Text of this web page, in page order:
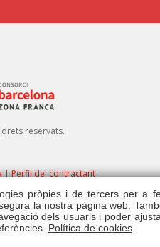
reservats.
|Perfil del contractant
de cookies |Canal ètic|Dret
Normativa
pròpies i de tercers per a
la nostra pàgina web.
dels usuaris i poder
Política de cookies